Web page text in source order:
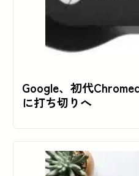
Google、初代
に打ち切りへ